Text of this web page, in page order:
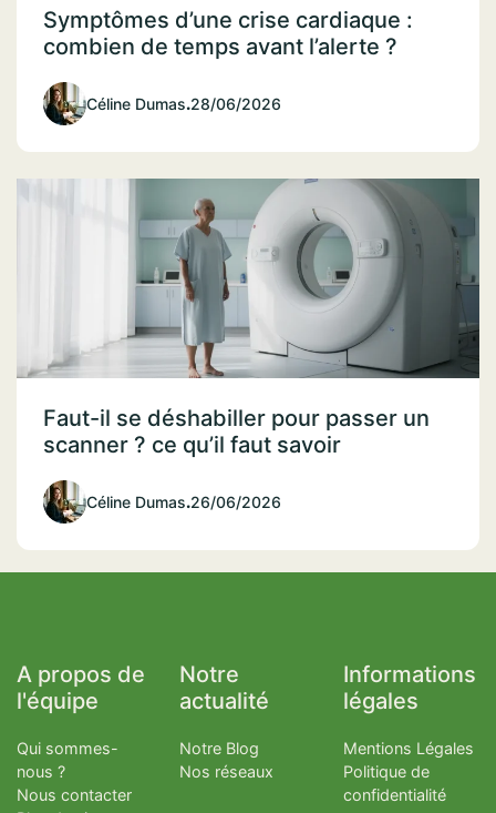
Symptômes d’une crise cardiaque :
combien de temps avant l’alerte ?
Céline Dumas.28/06/2026
Faut-il se déshabiller pour passer un
scanner ? ce qu’il faut savoir
Céline Dumas.26/06/2026
A propos de
l'équipe
Qui sommes-
nous ?
Nous contacter
Notre
actualité
Notre Blog
Nos réseaux
Informations
légales
Mentions Légales
Politique de
confidentialité